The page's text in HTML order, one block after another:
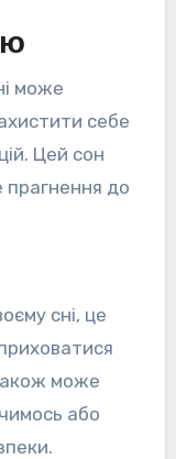
може
себе
Цей сон
до
сні, це
може
або